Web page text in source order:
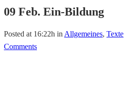
09 Feb. Ein-Bildung
Posted at 16:22h in Allgemeines, Texte
Comments